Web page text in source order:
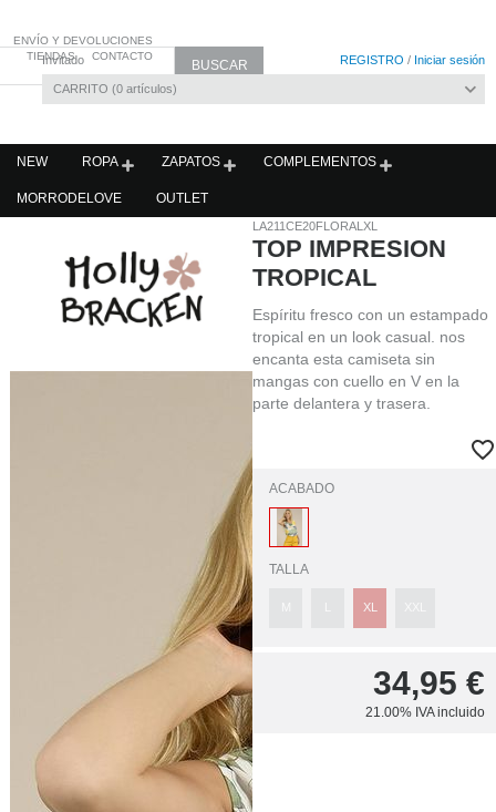
Invitado REGISTRO / Iniciar sesión
CARRITO 0 artículos
ENVÍO Y DEVOLUCIONES
TIENDAS
CONTACTO
NEW ROPA ZAPATOS COMPLEMENTOS
MORRODELOVE OUTLET
LA211CE20FLORALXL
TOP IMPRESION
TROPICAL
Espíritu fresco con un estampado
tropical en un look casual. nos
encanta esta camiseta sin
mangas con cuello en V en la
parte delantera y trasera.
ACABADO
TALLA
M XL
34,95 €
21.00% IVA incluido